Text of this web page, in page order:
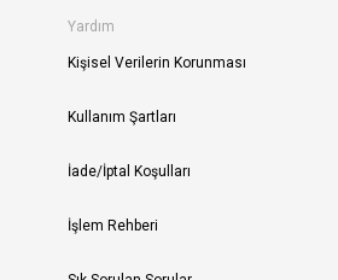
Yardım
Kişisel Verilerin Korunması
Kullanım Şartları
İade/İptal Koşulları
İşlem Rehberi